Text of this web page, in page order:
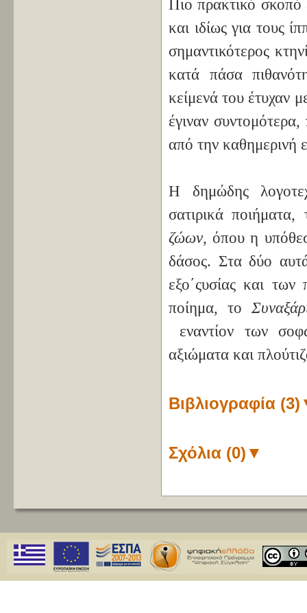
Πιο πρακτικό σκοπό
και ιδίως για τους
σημαντικότερος
κατά πάσα
κείμενά του έτυχαν
έγιναν
από την καθημερινή
Η δημώδης
σατιρικά
ζώων, όπου η
δάσος. Στα δύο
εξο΄ςυσίας και
ποίημα, το
εναντίον των
αξιώματα και
Βιβλιογραφία (3)
Σχόλια (0) ▼